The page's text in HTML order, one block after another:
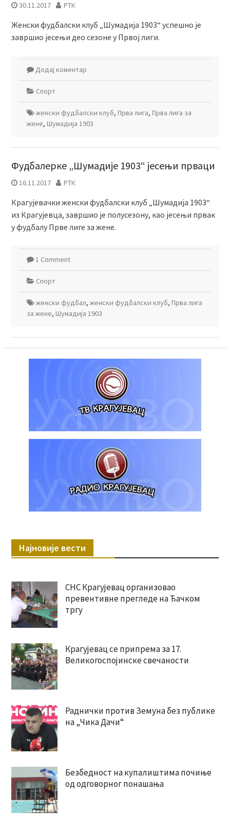
30.11.2017 РТК
Женски фудбалски клуб „Шумадија 1903“ успешно је
завршио јесењи део сезоне у Првој лиги.
Додај коментар
Спорт
женски фудбалски клуб, Прва лига, Прва лига за
жене, Шумадија 1903
Фудбалерке „Шумадије 1903“ јесењи прваци
16.11.2017 РТК
Крагујевачки женски фудбалски клуб „Шумадија 1903“
из Крагујевца, завршио је полусезону, као јесењи првак
у фудбалу Прве лиге за жене.
1 Comment
Спорт
женски фудбал, женски фудбалски клуб, Прва лига
за жене, Шумадија 1903
Најновије вести
СНС Крагујевац организовао
превентивне прегледе на Ђачком
тргу
Крагујевац се припрема за 17.
Великогоспојинске свечаности
Раднички против Земуна без публике
на „Чика Дачи“
Безбедност на купалиштима почиње
од одговорног понашања